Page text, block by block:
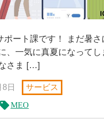
ポート課です！ まだ暑
、一気に真夏になって
さま […]
日 サービス
MEO